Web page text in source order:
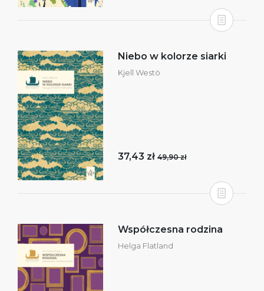
Niebo w kolorze siarki
Kjell Westö
37,43 zł 49,90 zł
Współczesna rodzina
Helga Flatland